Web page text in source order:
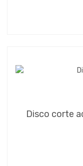
Disco corte